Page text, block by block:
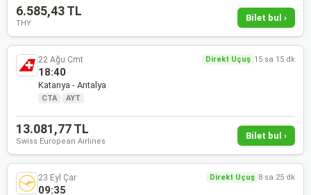
6.585,43 TL
THY
Bilet bul ›
22 Ağu Cmt Direkt Uçuş 15 sa 15 dk
18:40
Katanya - Antalya
CTA · AYT
13.081,77 TL
Swiss European Airlines
Bilet bul ›
23 Eyl Çar Direkt Uçuş 8 sa 25 dk
09:35